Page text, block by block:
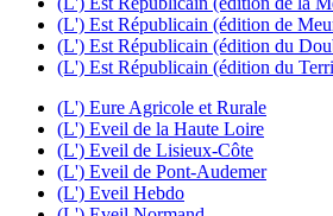
(L') Est Républicain (édition de
(L') Est Républicain (édition du
(L') Est Républicain (édition du
(L') Eure Agricole et Rurale
(L') Eveil de la Haute Loire
(L') Eveil de Lisieux-Côte
(L') Eveil de Pont-Audemer
(L') Eveil Hebdo